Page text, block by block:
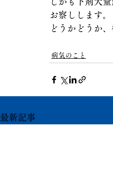
お察しします。
どうかどうか
病気のこと
最新記事